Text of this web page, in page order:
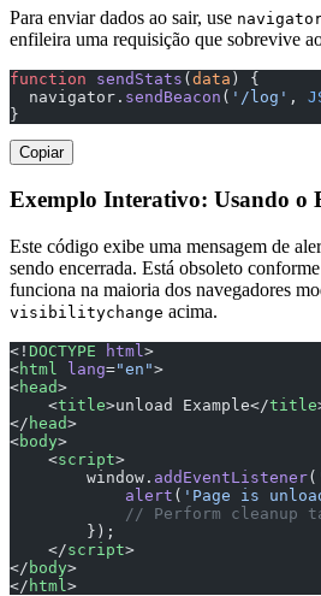
Para enviar dados ao sair, use
enfileira uma requisição que sobrevive
function sendStats (data ) {
  navigator.
sendBeacon ( '/log' ,
}
Copiar
Exemplo Interativo: Usando o
Este código exibe uma mensagem de
sendo encerrada. Está obsoleto
funciona na maioria dos navegadores
visibilitychange acima.
<! DOCTYPE html >
<html lang="en">
<head>
    <
title>unload Example</title
</ head>
<body>
    <
script>
        window.
addEventListener(
            alert
( 'Page is
// Perform cleanup
        });
    </
script>
</ body>
</ html >